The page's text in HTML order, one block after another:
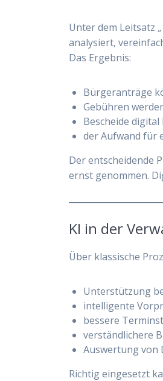
Unter dem Leitsatz
analysiert,
Das Ergebnis:
Bürgeranträge
Gebühren
Bescheide
der Aufwand für
Der entscheidende
ernst genommen.
KI in der
Über klassische
Unterstützung
intelligente
bessere
verständlichere
Auswertung von
Richtig eingesetzt